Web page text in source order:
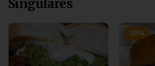
Singulares
-20%